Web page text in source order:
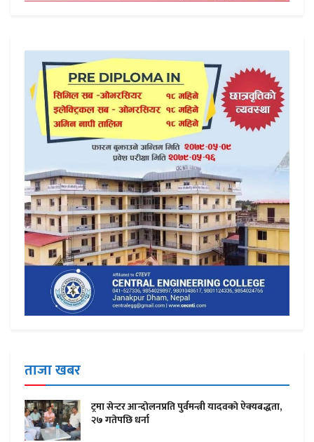
ताजा खबर
ट्रमा सेन्टर आन्दाेलनप्रति पुर्वमन्त्री यादवकाे ऐक्यबद्धता,
२७ गतेपछि धर्ना